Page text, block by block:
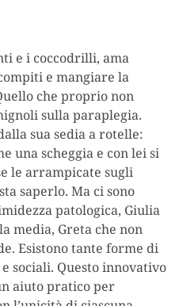
e i coccodrilli, ama
e mangiare la
che proprio non
sulla paraplegia.
sua sedia a rotelle:
una scheggia e con lei si
le arrampicate sugli
saperlo. Ma ci sono
patologica, Giulia
media, Greta che non
Esistono tante forme di
sociali. Questo innovativo
aiuto pratico per